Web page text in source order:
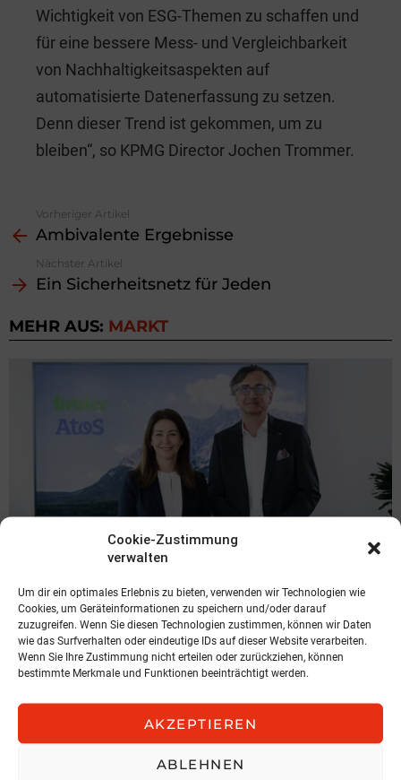
Cookie-Zustimmung
verwalten
Um dir ein optimales Erlebnis zu bieten, verwenden wir Technologien wie
Cookies, um Geräteinformationen zu speichern und/oder darauf
zuzugreifen. Wenn Sie diesen Technologien zustimmen, können wir Daten
wie das Surfverhalten oder eindeutige IDs auf dieser Website verarbeiten.
Wenn Sie Ihre Zustimmung nicht erteilen oder zurückziehen, können
bestimmte Merkmale und Funktionen beeinträchtigt werden.
AKZEPTIEREN
ABLEHNEN
Wichtigkeit von ESG-Themen zu schaffen und
für eine bessere Mess- und Vergleichbarkeit
von Nachhaltigkeitsaspekten auf
automatisierte Datenerfassung zu setzen.
Denn dieser Trend ist gekommen, um zu
bleiben“, so KPMG Director Jochen Trommer.
more
Vorheriger Artikel
Ambivalente Ergebnisse
Nächster Artikel
Ein Sicherheitsnetz für Jeden
MEHR AUS: MARKT
MARKT
Bestandssystem modernisiert
Atos/TIROLER Versicherung V.a.G.
6. August 2026, 10:07